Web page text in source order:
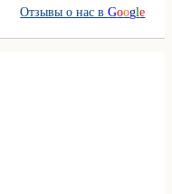
Отзывы о нас вGoogle